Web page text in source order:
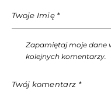
Zapamiętaj moje dane
kolejnych komentarzy.